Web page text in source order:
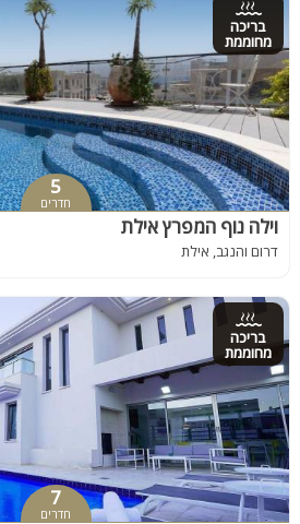
בריכה
מחוממת
5
חדרים
וילה נוף המפרץ אילת
דרום והנגב, אילת
בריכה
מחוממת
7
חדרים